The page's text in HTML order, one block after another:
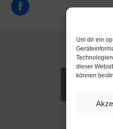
Um dir ein
dieser
können
Klicke